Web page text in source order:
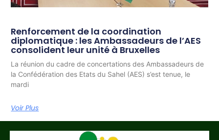
Renforcement de la coordination
diplomatique : les Ambassadeurs de l’AES
consolident leur unité à Bruxelles
La réunion du cadre de concertations des Ambassadeurs de
la Confédération des Etats du Sahel (AES) s’est tenue, le
mardi
Voir Plus